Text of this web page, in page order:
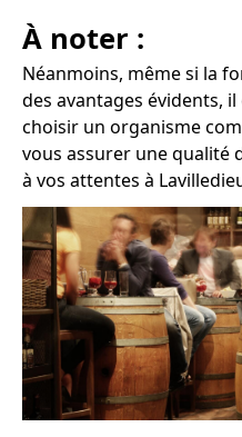
À noter :
Néanmoins, même si la
des avantages évidents,
choisir un organisme
vous assurer une qualité
à vos attentes à